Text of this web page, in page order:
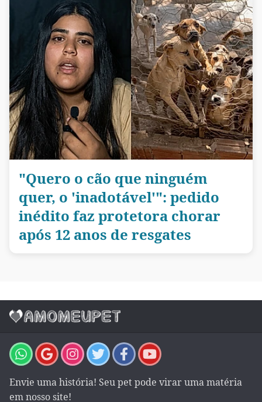
"Quero o cão que ninguém
quer, o 'inadotável'": pedido
inédito faz protetora chorar
após 12 anos de resgates
Envie uma história! Seu pet pode virar uma matéria
em nosso site!